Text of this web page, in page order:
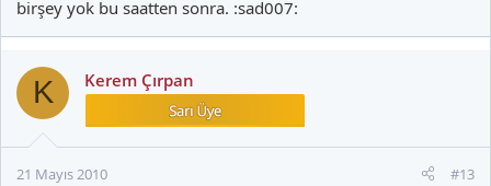
birşey yok bu saatten sonra. :sad007:
K Kerem Çırpan
21 Mayıs 2010 #13